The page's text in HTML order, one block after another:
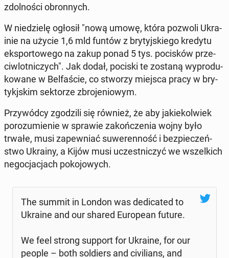
zdol­no­ści obron­nych.
W nie­dzie­lę ogłosił "nową umowę, która pozwoli Ukra­
inie na użycie 1,6 mld funtów z bry­tyj­skie­go kredytu
eks­por­to­we­go na zakup ponad 5 tys. po­ci­sków prze­
ciw­lot­ni­czych". Jak dodał, pociski te zostaną wy­pro­du­
ko­wa­ne w Bel­fa­ście, co stworzy miejsca pracy w bry­
ty­kj­skim sek­to­rze zbro­je­nio­wym.
Przy­wód­cy zgo­dzi­li się również, że aby ja­kie­kol­wiek
po­ro­zu­mie­nie w sprawie za­koń­cze­nia wojny było
trwałe, musi za­pew­niać su­we­ren­ność i bez­pie­czeń­
stwo Ukrainy, a Kijów musi uczest­ni­czyć we wszel­kich
ne­go­cja­cjach po­ko­jo­wych.
The summit in London was de­di­ca­ted to
Ukraine and our shared Eu­ro­pe­an future.
We feel strong support for Ukraine, for our
people – both sol­diers and ci­vi­lians, and